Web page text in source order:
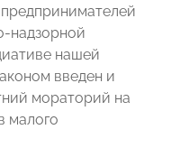
надзорной
нашей
введен и
мораторий на
малого